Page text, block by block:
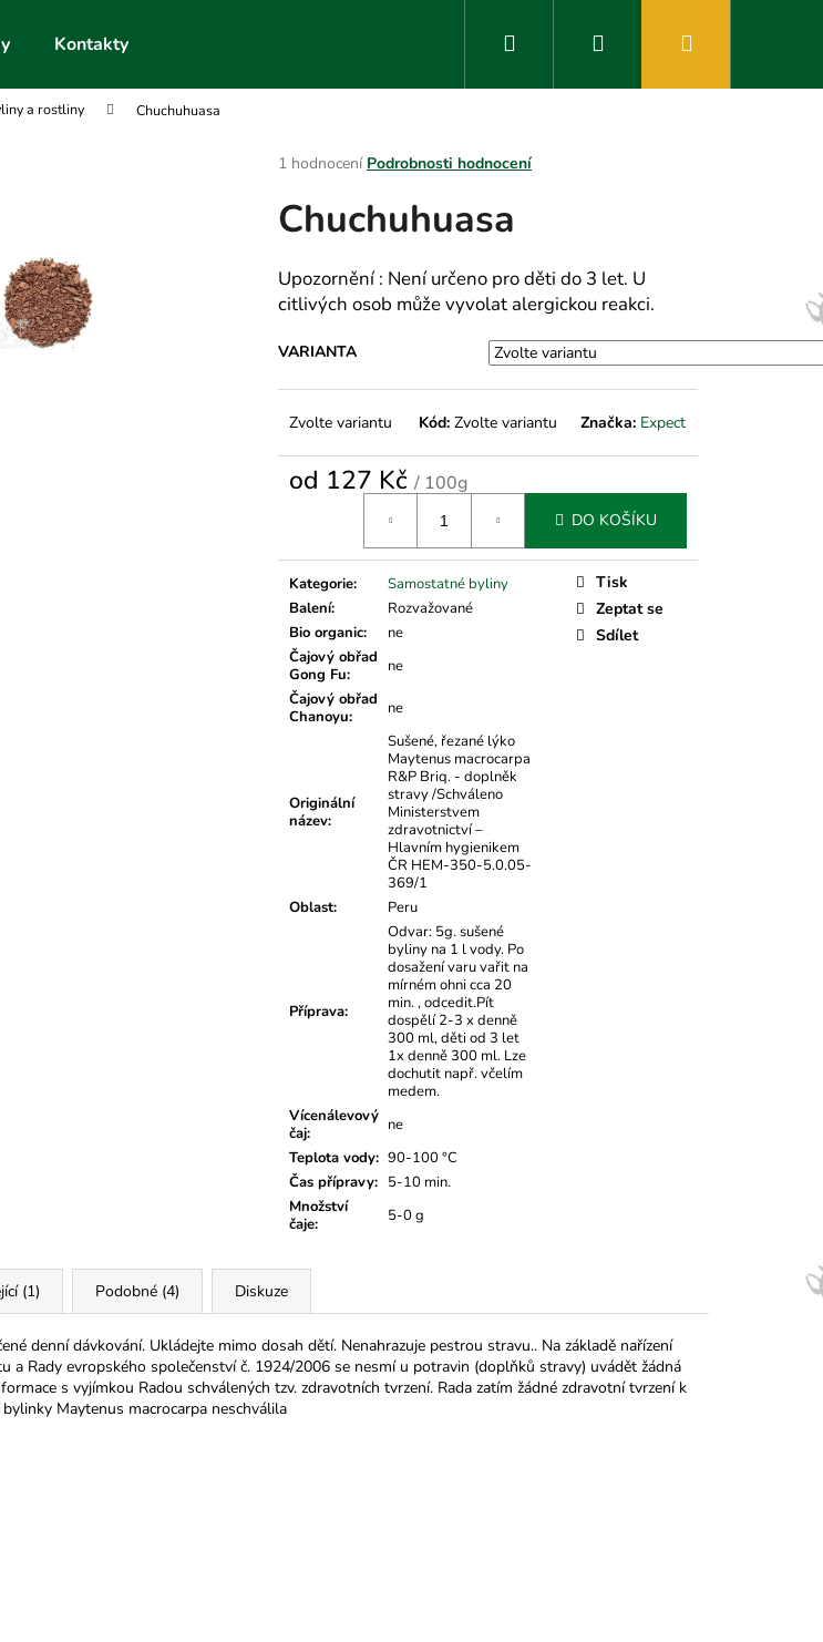
Kontakty Hledat Přihlášení
a rostliny Chuchuhuasa
Průměrné
produktu
je
z
5
hvězdiček.
1 hodnocení Podrobnosti hodnocení
Chuchuhuasa
Upozornění : Není určeno pro děti do 3 let. U
citlivých osob může vyvolat alergickou reakci.
VARIANTA
Zvolte variantu Kód: Zvolte variantu Značka: Expect
od 127 Kč / 100g
DO KOŠÍKU
Kategorie:
Samostatné byliny
Balení:
Rozvažované
Bio organic:
ne
Čajový obřad
Gong Fu:
ne
Čajový obřad
Chanoyu: ne
Originální
název:
Sušené, řezané lýko
Maytenus macrocarpa
R&P Briq. - doplněk
stravy /Schváleno
Ministerstvem
zdravotnictví –
Hlavním hygienikem
ČR HEM-350-5.0.05-
369/1
Oblast: Peru
Příprava:
Odvar: 5g. sušené
byliny na 1 l vody. Po
dosažení varu vařit na
mírném ohni cca 20
min. , odcedit.Pít
dospělí 2-3 x denně
300 ml, děti od 3 let
1x denně 300 ml. Lze
dochutit např. včelím
medem.
Vícenálevový
čaj:
ne
Teplota vody: 90-100 °C
Čas přípravy: 5-10 min.
Množství
čaje: 5-0 g
Tisk
Zeptat se
Sdílet
(1) Podobné (4) Diskuze
denní dávkování. Ukládejte mimo dosah dětí. Nenahrazuje pestrou stravu.. Na základě nařízení
a Rady evropského společenství č. 1924/2006 se nesmí u potravin (doplňků stravy) uvádět žádná
s vyjímkou Radou schválených tzv. zdravotních tvrzení. Rada zatím žádné zdravotní tvrzení k
Maytenus macrocarpa neschválila
najít?